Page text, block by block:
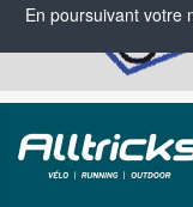
En poursuivant votre